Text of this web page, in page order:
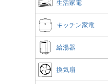
生活家電
キッチン家電
給湯器
換気扇